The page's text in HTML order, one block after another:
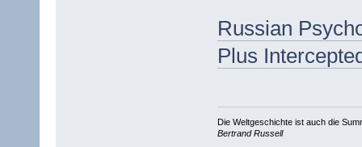
Russian
Plus
Die Weltgeschichte ist auch die
Bertrand Russell